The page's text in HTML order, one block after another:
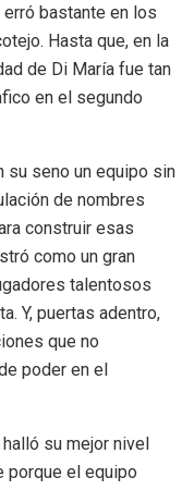
bastante en los
Hasta que, en la
de Di María fue tan
en el segundo
su seno un equipo sin
de nombres
construir esas
como un gran
talentosos
Y, puertas adentro,
que no
poder en el
su mejor nivel
porque el equipo